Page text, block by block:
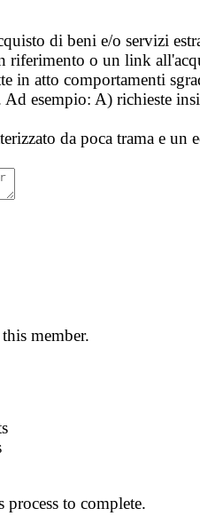
di beni e/o servizi
o un link
in atto comportamenti
esempio: A) richieste
da poca trama e
member.
to complete.